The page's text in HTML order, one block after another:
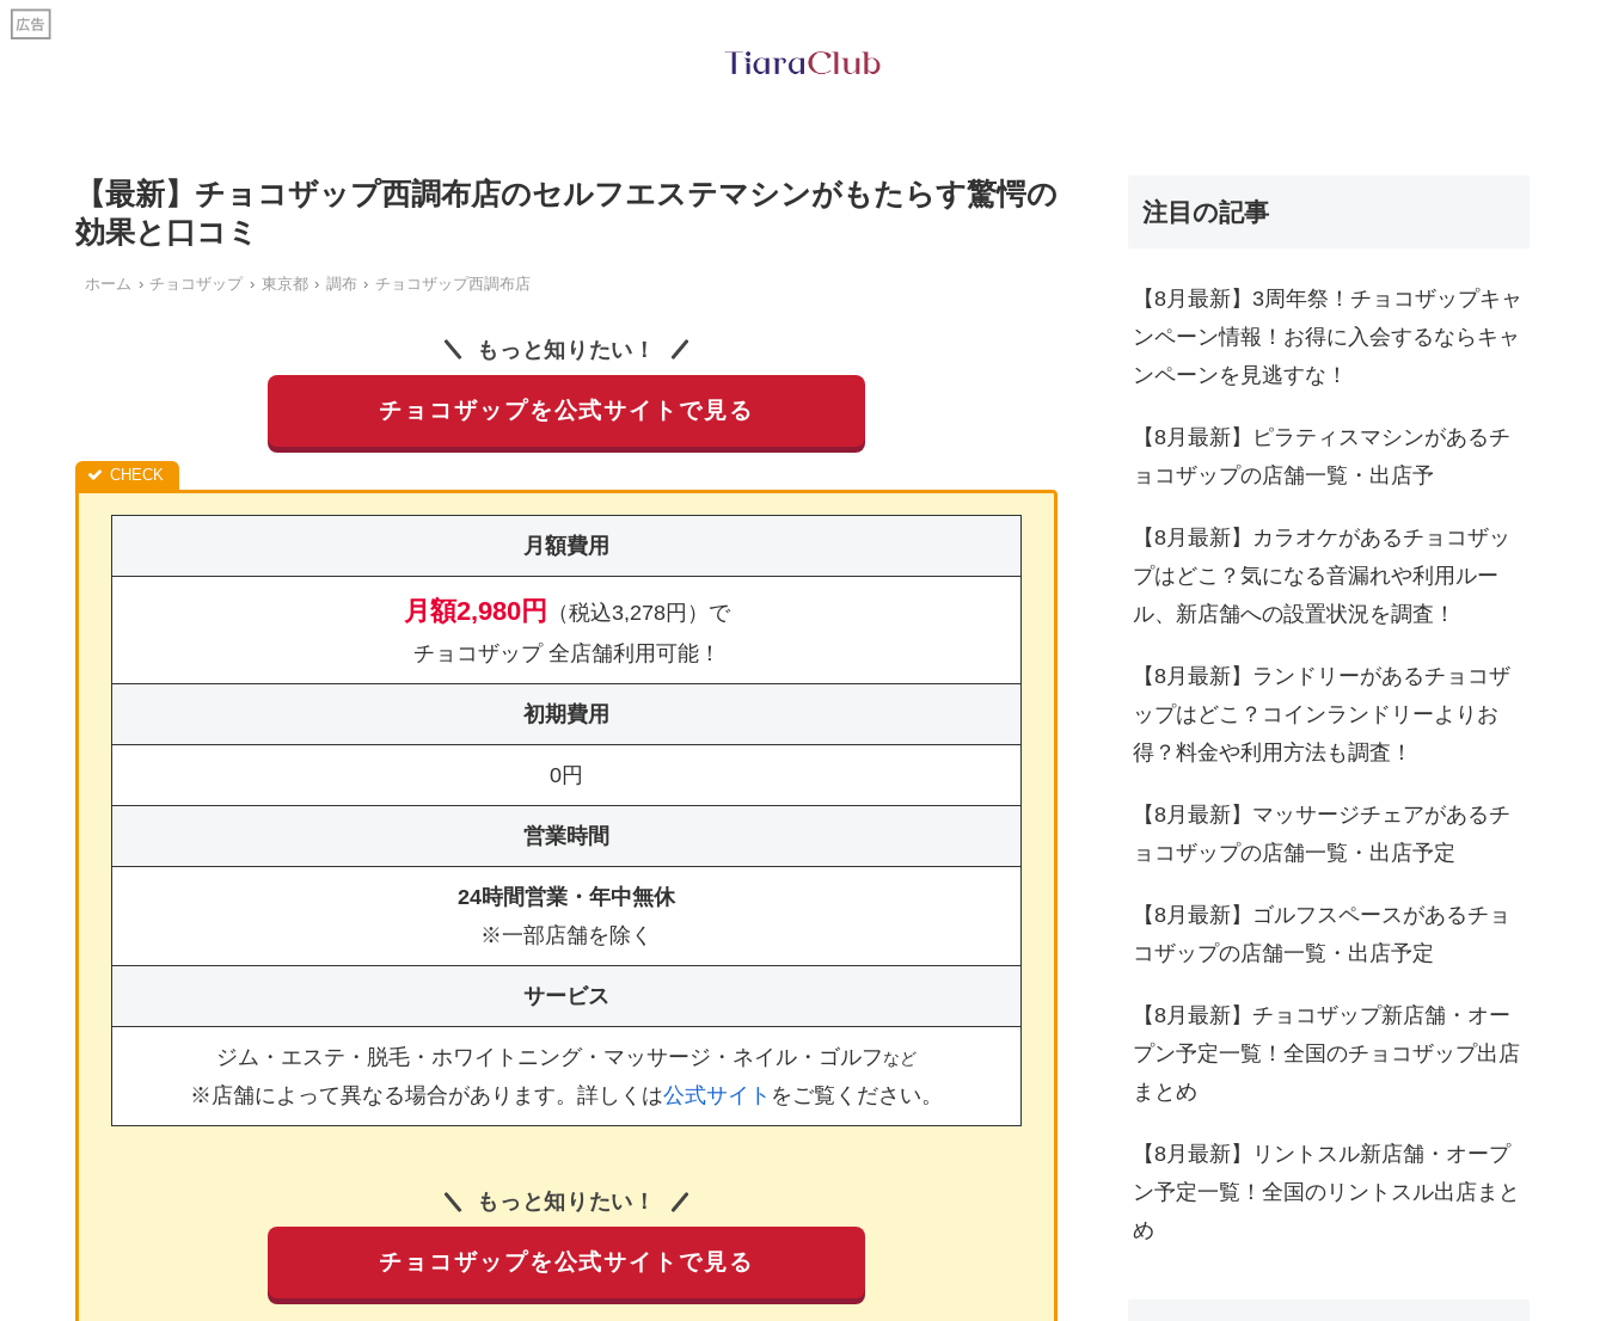
【最新】チョコザップ西調布店のセルフエステマシンがもたらす驚愕の
効果と口コミ
ホーム チョコザップ 東京都 調布 チョコザップ西調布店
もっと知りたい！
チョコザップを公式サイトで見る
月額費用
月額2,980円
（税込3,278円）で
チョコザップ 全店舗利用可能！
初期費用
0円
営業時間
24時間営業・年中無休
※一部店舗を除く
サービス
ジム・エステ・脱毛・ホワイトニング・マッサージ・ネイル・ゴルフなど
※店舗によって異なる場合があります。詳しくは公式サイト をご覧ください。
もっと知りたい！
チョコザップを公式サイトで見る
注目の記事
【8月最新】3周年祭！チョコザップキャ
ンペーン情報！お得に入会するならキャ
ンペーンを見逃すな！
【8月最新】ピラティスマシンがあるチ
ョコザップの店舗一覧・出店予
【8月最新】カラオケがあるチョコザッ
プはどこ？気になる音漏れや利用ルー
ル、新店舗への設置状況を調査！
【8月最新】ランドリーがあるチョコザ
ップはどこ？コインランドリーよりお
得？料金や利用方法も調査！
【8月最新】マッサージチェアがあるチ
ョコザップの店舗一覧・出店予定
【8月最新】ゴルフスペースがあるチョ
コザップの店舗一覧・出店予定
【8月最新】チョコザップ新店舗・オー
プン予定一覧！全国のチョコザップ出店
まとめ
【8月最新】リントスル新店舗・オープ
ン予定一覧！全国のリントスル出店まと
め